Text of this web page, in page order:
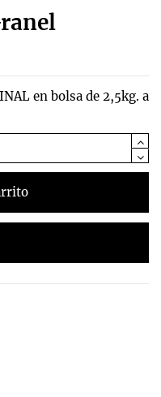
en bolsa de 2,5kg. a